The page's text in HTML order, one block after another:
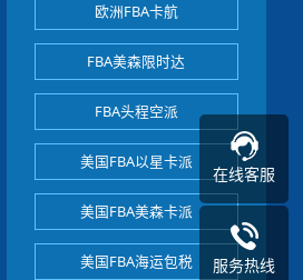
欧洲FBA卡航
FBA美森限时达
FBA头程空派
美国FBA以星卡派
美国FBA美森卡派
美国FBA海运包税
在线客服
服务热线